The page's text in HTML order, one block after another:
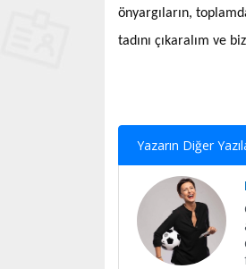
önyargıların,
tadını çıkaralım ve
Yazarın Diğer